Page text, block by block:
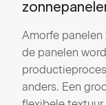
Amorfe panelen
de panelen
anders. Een